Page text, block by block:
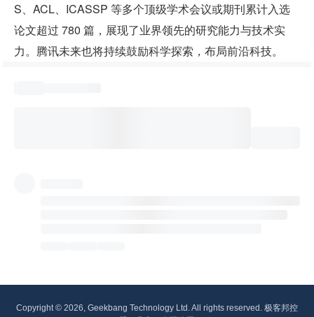
S、ACL、ICASSP 等多个顶级学术会议或期刊累计入选
论文超过 780 篇，展现了业界领先的研究能力与技术实
力。腾讯未来也将持续鼓励科学探索，布局前沿科技。
Copyright © 2026, Geekbang Technology Ltd. All rights reserved. 极客邦控